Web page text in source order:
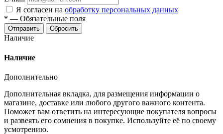
Я согласен на обработку персональных данных
* — Обязательные поля
Отправить Сбросить
Наличие
Наличие
Дополнительно
Дополнительная вкладка, для размещения информации о
магазине, доставке или любого другого важного контента.
Поможет вам ответить на интересующие покупателя вопросы
и развеять его сомнения в покупке. Используйте её по своему
усмотрению.